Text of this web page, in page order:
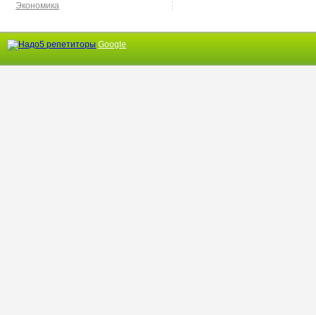
Экономика
Google